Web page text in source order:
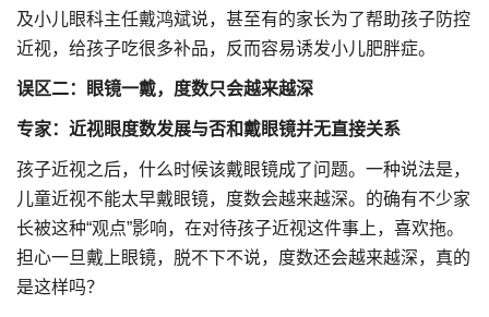
及小儿眼科主任戴鸿斌说，甚至有的家长为了帮助孩子防控
近视，给孩子吃很多补品，反而容易诱发小儿肥胖症。
误区二：眼镜一戴，度数只会越来越深
专家：近视眼度数发展与否和戴眼镜并无直接关系
孩子近视之后，什么时候该戴眼镜成了问题。一种说法是，
儿童近视不能太早戴眼镜，度数会越来越深。的确有不少家
长被这种“观点”影响，在对待孩子近视这件事上，喜欢拖。
担心一旦戴上眼镜，脱不下不说，度数还会越来越深，真的
是这样吗？